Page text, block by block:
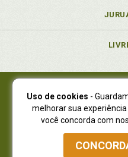
Juruá Editora Ltda.,
Juruá Informática
NOVO ENDEREÇO:R. Flávio
Curitiba -
Atendimento: (41) 4009-3900|
Uso de cookies -
melhorar sua
você concorda com